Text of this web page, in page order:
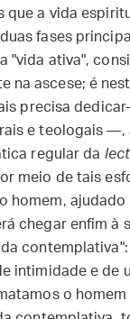
que a vida
fases
"vida ativa",
na ascese; é
precisa
e teologais —,
regular da
meio de tais
homem, ajudado
chegar enfim à
intimidade e de
o